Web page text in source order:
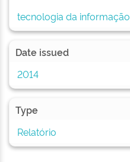
tecnologia da informação
Date issued
2014
Type
Relatório